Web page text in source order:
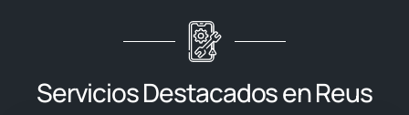
Servicios Destacados en Reus